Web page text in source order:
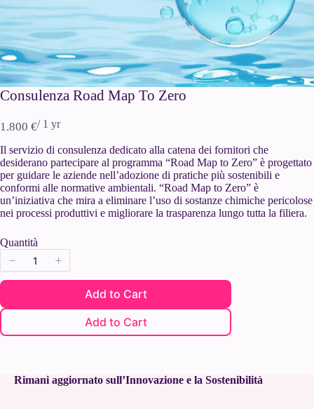
Consulenza Road Map To Zero
N
o
w
1.800 €/ 1 yr
Il servizio di consulenza dedicato alla catena dei fornitori che
desiderano partecipare al programma “Road Map to Zero” è progettato
per guidare le aziende nell’adozione di pratiche più sostenibili e
conformi alle normative ambientali. “Road Map to Zero” è
un’iniziativa che mira a eliminare l’uso di sostanze chimiche pericolose
nei processi produttivi e migliorare la trasparenza lungo tutta la filiera.
Quantità
Add to Cart
Add to Cart
Rimani aggiornato sull’Innovazione e la Sostenibilità